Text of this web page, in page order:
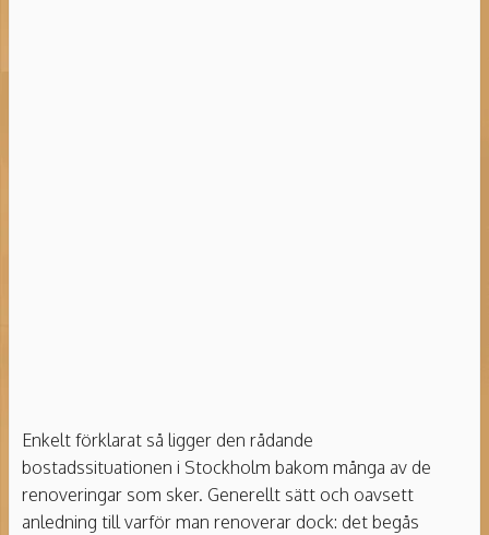
Enkelt förklarat så ligger den rådande
bostadssituationen i Stockholm bakom många av de
renoveringar som sker. Generellt sätt och oavsett
anledning till varför man renoverar dock: det begås